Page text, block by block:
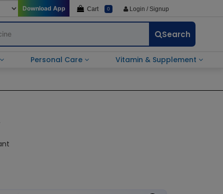
Download App Cart 0 Login / Signup
Search
Personal Care Vitamin & Supplement